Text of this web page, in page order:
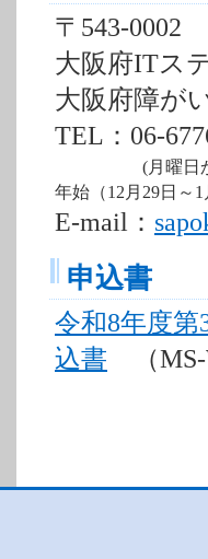
〒543-0002
大阪府ITス
大阪府障が
TEL：06-
(月曜日から金
年始（12月29日～
E-mail：
申込書
令和8年度
込書 （MS-